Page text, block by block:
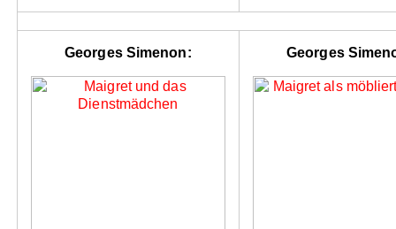
Georges Simenon: Georges